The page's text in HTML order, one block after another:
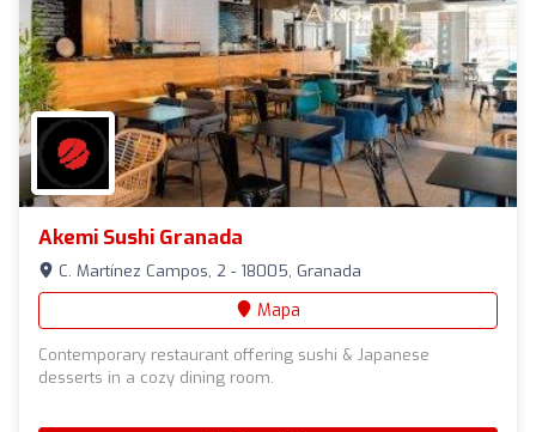
Akemi Sushi Granada
C. Martínez Campos, 2 - 18005, Granada
Mapa
Contemporary restaurant offering sushi & Japanese
desserts in a cozy dining room.